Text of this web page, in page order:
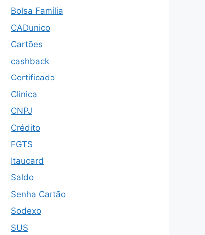
Bolsa Família
CADunico
Cartões
cashback
Certificado
Clinica
CNPJ
Crédito
FGTS
Itaucard
Saldo
Senha Cartão
Sodexo
SUS